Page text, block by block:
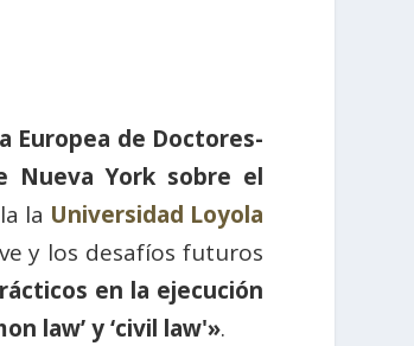
Europea de Doctores-
Nueva York sobre el
la Universidad Loyola
y los desafíos futuros
en la ejecución
law’ y ‘civil law'».